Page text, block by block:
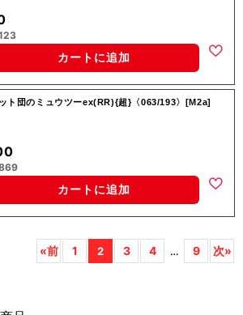
カートに追加
ト団のミュウツーex(RR){超}〈063/193〉[M2a]
カートに追加
«前 1 2 3 4 … 9 次»